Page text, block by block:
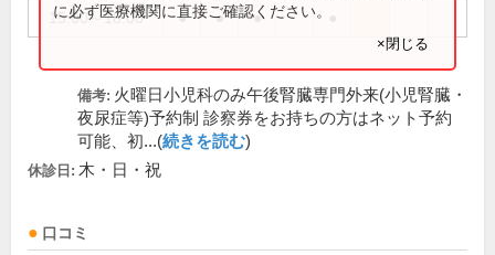
15:00～18:00 ● ● ●
に必ず医療機関に直接ご確認ください。
×閉じる
備考: 火曜日小児科のみ午後腎臓専門外来(小児腎臓・
夜尿症等)予約制 診察券をお持ちの方はネット予約
可能、初...(続きを読む)
休診日: 木・日・祝
口コミ